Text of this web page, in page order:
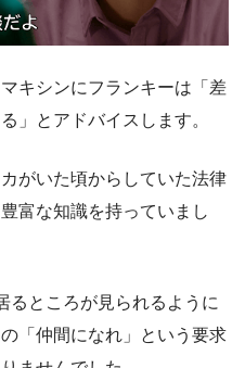
キシンにフランキーは「差
」とアドバイスします。
がいた頃からしていた法律
富な知識を持っていまし
るところが見られるように
「仲間になれ」という要求